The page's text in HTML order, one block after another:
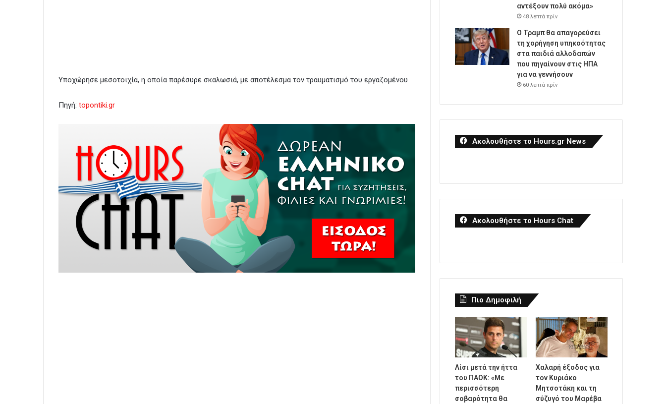
Υποχώρησε μεσοτοιχία, η οποία παρέσυρε σκαλωσιά, με αποτέλεσμα τον τραυματισμό του εργαζομένου
Πηγή: topontiki.gr
αντέξουν πολύ ακόμα»
48 λεπτά πρίν
Ο Τραμπ θα απαγορεύσει
τη χορήγηση υπηκοότητας
στα παιδιά αλλοδαπών
που πηγαίνουν στις ΗΠΑ
για να γεννήσουν
60 λεπτά πρίν
Ακολουθήστε το Hours.gr News
Ακολουθήστε το Hours Chat
Πιο Δημοφιλή
Λίσι μετά την ήττα
του ΠΑΟΚ: «Με
περισσότερη
σοβαρότητα θα
Χαλαρή έξοδος για
τον Κυριάκο
Μητσοτάκη και τη
σύζυγό του Μαρέβα